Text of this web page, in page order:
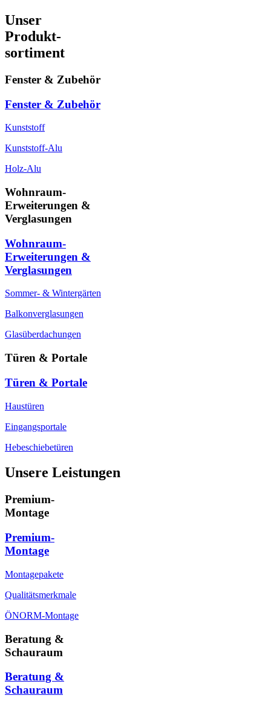
Unser
Produkt-
sortiment
Fenster & Zubehör
Fenster & Zubehör
Kunststoff
Kunststoff-Alu
Holz-Alu
Wohnraum-
Erweiterungen &
Verglasungen
Wohnraum-
Erweiterungen &
Verglasungen
Sommer- & Wintergärten
Balkonverglasungen
Glasüberdachungen
Türen & Portale
Türen & Portale
Haustüren
Eingangsportale
Hebeschiebetüren
Unsere Leistungen
Premium-
Montage
Premium-
Montage
Montagepakete
Qualitätsmerkmale
ÖNORM-Montage
Beratung &
Schauraum
Beratung &
Schauraum